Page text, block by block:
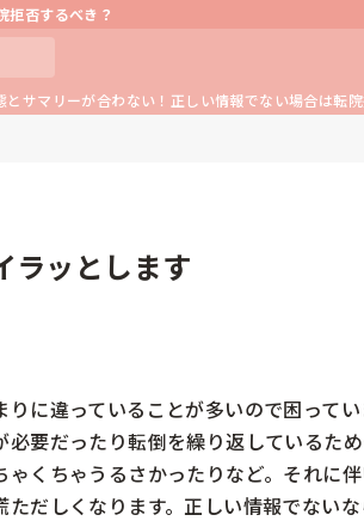
拒否するべき？
とサマリーが合わない！正しい情報でない場合は転
ラッとします
に違っていることが多いので困ってい
要だったり転倒を繰り返しているた
くちゃうるさかったりなど。それに
だしくなります。正しい情報でない